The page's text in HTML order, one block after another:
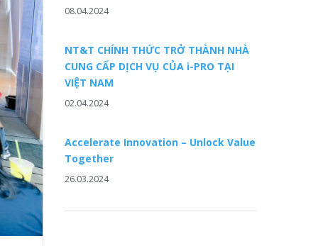
08.04.2024
NT&T CHÍNH THỨC TRỞ THÀNH NHÀ
CUNG CẤP DỊCH VỤ CỦA i-PRO TẠI
VIỆT NAM
02.04.2024
Accelerate Innovation – Unlock Value
Together
26.03.2024